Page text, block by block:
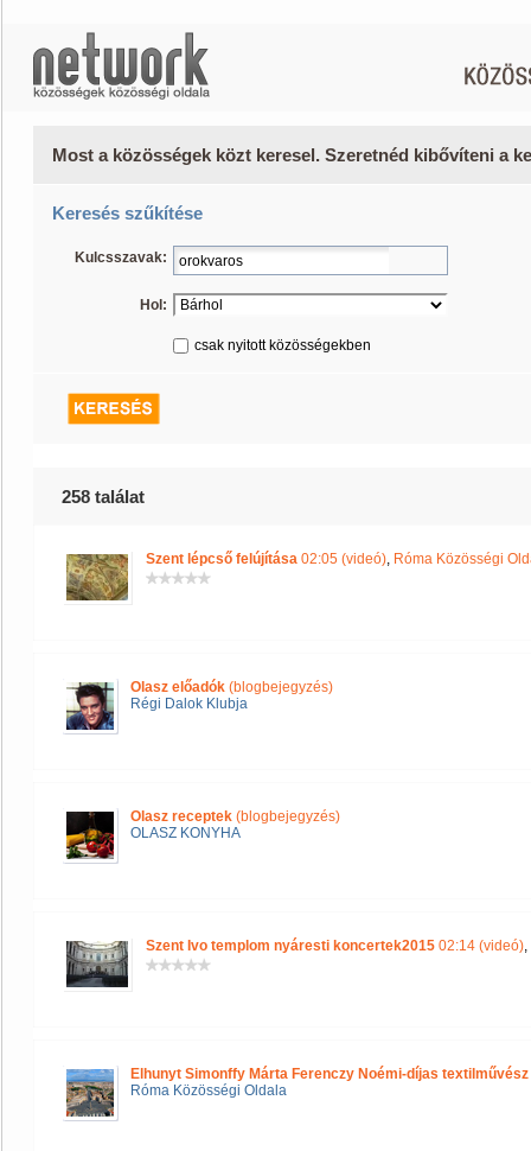
Most a közösségek közt keresel. Szeretnéd kibővíteni a
Keresés szűkítése
Kulcsszavak:
Hol:
csak nyitott közösségekben
258 találat
Szent lépcső felújítása 02:05 (videó), Róma Közösségi
Olasz előadók (blogbejegyzés)
Régi Dalok Klubja
Olasz receptek (blogbejegyzés)
OLASZ KONYHA
Szent Ivo templom nyáresti koncertek2015 02:14 (videó),
Elhunyt Simonffy Márta Ferenczy Noémi-díjas textilművész
Róma Közösségi Oldala